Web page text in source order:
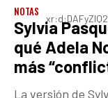
NOTAS
Sylvia
qué Adela
más
La versión de